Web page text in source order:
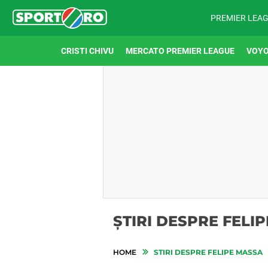
PREMIER
CRISTI CHIVU MERCATO PREMIER LEAGUE
ȘTIRI DESPRE
HOME STIRI DESPRE FELIPE MASSA